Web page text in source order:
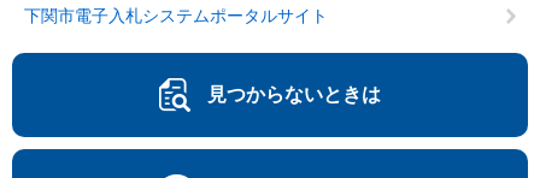
下関市電子入札システムポータルサイト
見つからないときは